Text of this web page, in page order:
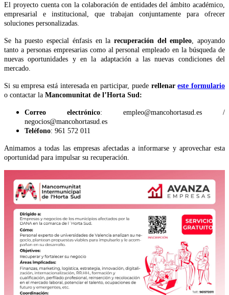
El proyecto cuenta con la colaboración de entidades del ámbito académico,
empresarial e institucional, que trabajan conjuntamente para ofrecer
soluciones personalizadas.
Se ha puesto especial énfasis en la recuperación del empleo , apoyando
tanto a personas empresarias como al personal empleado en la búsqueda de
nuevas oportunidades y en la adaptación a las nuevas condiciones del
mercado.
Si su empresa está interesada en participar, puede rellenareste formulario
o contactar la Mancomunitat de l’Horta Sud:
Correo electrónico: empleo@mancohortasud.es /
negocios@mancohortasud.es
Teléfono: 961 572 011
Animamos a todas las empresas afectadas a informarse y aprovechar esta
oportunidad para impulsar su recuperación.